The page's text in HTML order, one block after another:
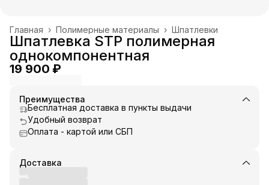
Шпатлевки
Полимерные материалы ›
Главная ›
Шпатлевка STP полимерная
однокомпонентная
19 900 ₽
Преимущества
Бесплатная доставка в пункты выдачи
Удобный возврат
Оплата - картой или СБП
Доставка